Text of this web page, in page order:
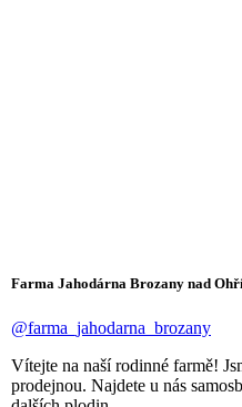
Farma Jahodárna Brozany nad
@farma_jahodarna_brozany
Vítejte na naší rodinné farmě!
prodejnou. Najdete u nás